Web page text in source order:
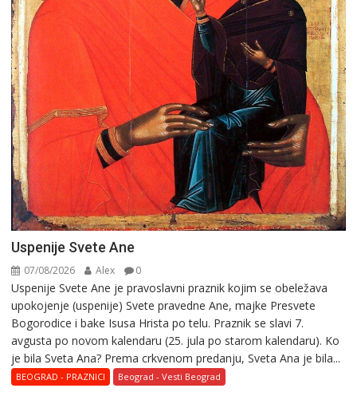
Uspenije Svete Ane
07/08/2026 Alex 0
Uspenije Svete Ane je pravoslavni praznik kojim se obeležava
upokojenje (uspenije) Svete pravedne Ane, majke Presvete
Bogorodice i bake Isusa Hrista po telu. Praznik se slavi 7.
avgusta po novom kalendaru (25. jula po starom kalendaru). Ko
je bila Sveta Ana? Prema crkvenom predanju, Sveta Ana je bila...
BEOGRAD - PRAZNICI Beograd - Vesti Beograd